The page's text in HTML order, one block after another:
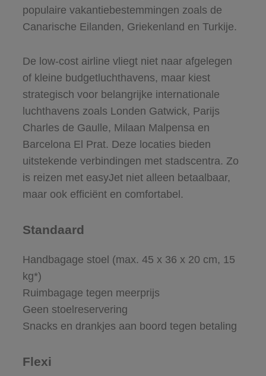
populaire vakantiebestemmingen zoals de
Canarische Eilanden, Griekenland en Turkije.
De low-cost airline vliegt niet naar afgelegen
of kleine budgetluchthavens, maar kiest
strategisch voor belangrijke internationale
luchthavens zoals Londen Gatwick, Parijs
Charles de Gaulle, Milaan Malpensa en
Barcelona El Prat. Deze locaties bieden
uitstekende verbindingen met stadscentra. Zo
is reizen met easyJet niet alleen betaalbaar,
maar ook efficiënt en comfortabel.
Standaard
Handbagage stoel (max. 45 x 36 x 20 cm, 15
kg*)
Ruimbagage tegen meerprijs
Geen stoelreservering
Snacks en drankjes aan boord tegen betaling
Flexi